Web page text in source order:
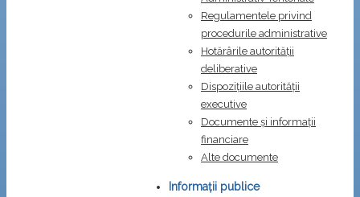
Regulamentele privind
procedurile administrative
Hotărârile autorității
deliberative
Dispozițiile autorității
executive
Documente și informații
financiare
Alte documente
Informații publice